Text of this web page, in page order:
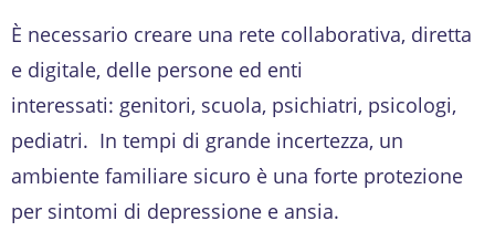
È necessario creare una rete collaborativa, diretta
e digitale, delle persone ed enti
interessati: genitori, scuola, psichiatri, psicologi,
pediatri. In tempi di grande incertezza, un
ambiente familiare sicuro è una forte protezione
per sintomi di depressione e ansia.